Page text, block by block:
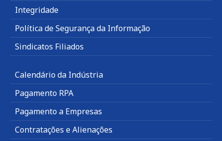
Integridade
Política de Segurança da Informação
Sindicatos Filiados
Calendário da Indústria
Pagamento RPA
Pagamento a Empresas
Contratações e Alienações